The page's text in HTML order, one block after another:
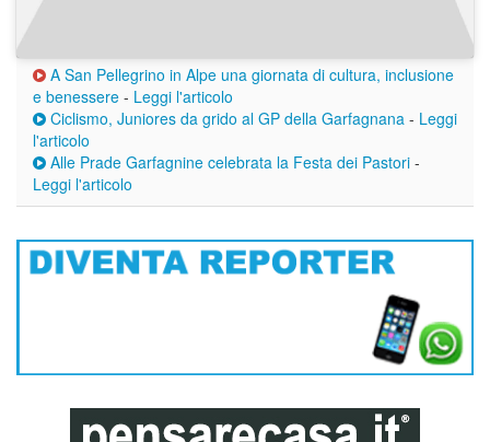
A San Pellegrino in Alpe una giornata di cultura, inclusione
e benessere - Leggi l'articolo
Ciclismo, Juniores da grido al GP della Garfagnana - Leggi
l'articolo
Alle Prade Garfagnine celebrata la Festa dei Pastori -
Leggi l'articolo